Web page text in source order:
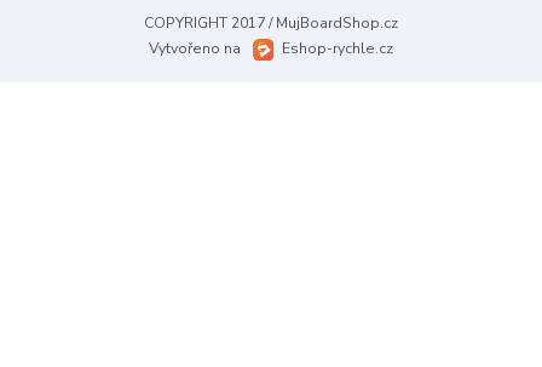
COPYRIGHT 2017 / MujBoardShop.cz
Vytvořeno na
Eshop-rychle.cz